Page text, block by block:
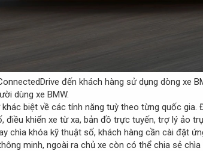
đến khách hàng sử dụng dòng xe
dùng xe BMW.
biệt về các tính năng tuỳ theo từng quốc
điều khiển xe từ xa, bản đồ trực tuyến, trợ lý ảo
chìa khóa kỹ thuật số, khách hàng cần cài đặt
minh, ngoài ra chủ xe còn có thể chia sẻ